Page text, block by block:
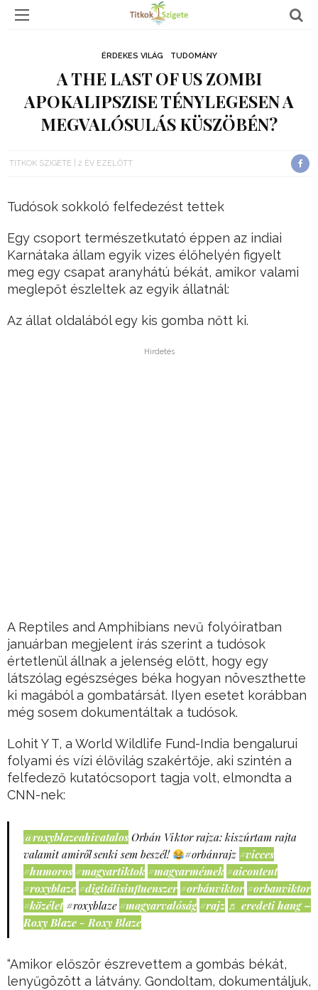
ÉRDEKES VILÁG TUDOMÁNY
A THE LAST OF US ZOMBI
APOKALIPSZISE TÉNYLEGESEN A
MEGVALÓSULÁS KÜSZÖBÉN?
TITKOK SZIGETE 2 ÉV EZELŐTT
Tudósok sokkoló felfedezést tettek
Egy csoport természetkutató éppen az indiai
Karnátaka állam egyik vizes élőhelyén figyelt
meg egy csapat aranyhátú békát, amikor valami
meglepőt észleltek az egyik állatnál:
Az állat oldalából egy kis gomba nőtt ki.
Hirdetés
A Reptiles and Amphibians nevű folyóiratban
januárban megjelent írás szerint a tudósok
értetlenül állnak a jelenség előtt, hogy egy
látszólag egészséges béka hogyan növeszthette
ki magából a gombatársát. Ilyen esetet korábban
még sosem dokumentáltak a tudósok.
Lohit Y T, a World Wildlife Fund-India bengalurui
folyami és vízi élővilág szakértője, aki szintén a
felfedező kutatócsoport tagja volt, elmondta a
CNN-nek:
@roxyblazeahivatalos Orbán Viktor rajza: kiszúrtam rajta
valamit amiről senki sem beszél!
#orbánrajz #vicces
#humoros #magyartiktok #magyarmémek #aicontent
#roxyblaze #digitálisinfluenszer #orbánviktor #orbanviktor
#közélet #roxyblaze #magyarvalóság #rajz ♬ eredeti hang –
Roxy Blaze - Roxy Blaze
“Amikor először észrevettem a gombás békát,
lenyűgözött a látvány. Gondoltam, dokumentáljuk,